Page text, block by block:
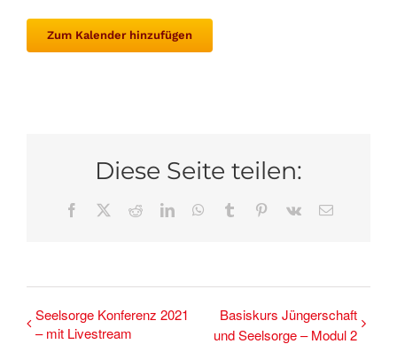
Zum Kalender hinzufügen
Diese Seite teilen:
Facebook RedditLinkedInWhatsApp
Tumblr Pinterest
Vk
E-
Seelsorge Konferenz 2021
– mit Livestream
Basiskurs Jüngerschaft
und Seelsorge – Modul 2